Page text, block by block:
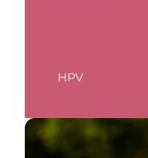
HPV